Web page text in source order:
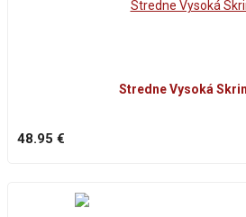
Stredne Vysoká
48.95 €